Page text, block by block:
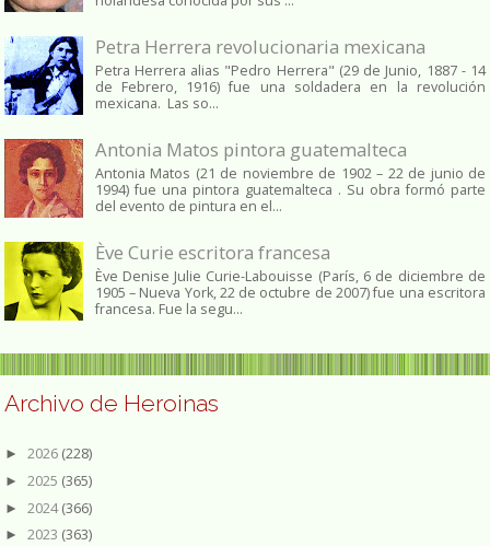
Petra Herrera revolucionaria mexicana
Petra Herrera alias "Pedro Herrera" (29 de Junio, 1887 - 14
de Febrero, 1916) fue una soldadera en la revolución
mexicana. Las so...
Antonia Matos pintora guatemalteca
Antonia Matos (21 de noviembre de 1902 – 22 de junio de
1994) fue una pintora guatemalteca . Su obra formó parte
del evento de pintura en el...
Ève Curie escritora francesa
Ève Denise Julie Curie-Labouisse (París, 6 de diciembre de
1905 – Nueva York, 22 de octubre de 2007) fue una escritora
francesa. Fue la segu...
Archivo de Heroinas
► 2026 (228)
► 2025 (365)
► 2024(366)
► 2023 (363)